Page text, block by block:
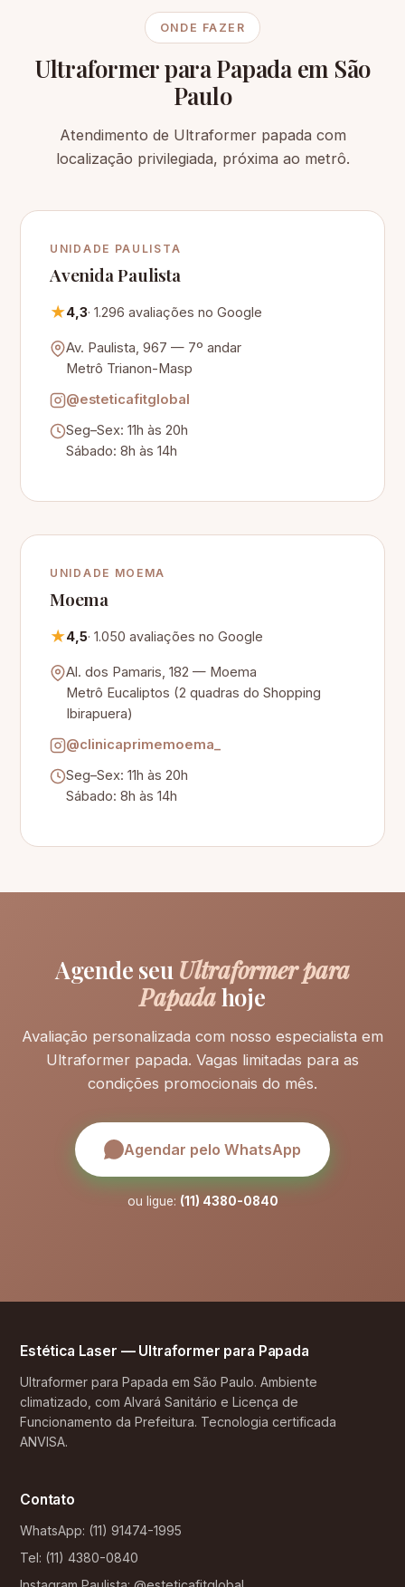
ONDE FAZER
Ultraformer para Papada em São
Paulo
Atendimento de Ultraformer papada com
localização privilegiada, próxima ao metrô.
UNIDADE PAULISTA
Avenida Paulista
★4,3· 1.296 avaliações no Google
Av. Paulista, 967 — 7º andar
Metrô Trianon-Masp
@esteticafitglobal
Seg–Sex: 11h às 20h
Sábado: 8h às 14h
UNIDADE MOEMA
Moema
★4,5· 1.050 avaliações no Google
Al. dos Pamaris, 182 — Moema
Metrô Eucaliptos (2 quadras do Shopping
Ibirapuera)
@clinicaprimemoema_
Seg–Sex: 11h às 20h
Sábado: 8h às 14h
Agende seu Ultraformer para
Papadahoje
Avaliação personalizada com nosso especialista em
Ultraformer papada. Vagas limitadas para as
condições promocionais do mês.
Agendar pelo WhatsApp
ou ligue: (11) 4380-0840
Estética Laser — Ultraformer para Papada
Ultraformer para Papada em São Paulo. Ambiente
climatizado, com Alvará Sanitário e Licença de
Funcionamento da Prefeitura. Tecnologia certificada
ANVISA.
Contato
WhatsApp: (11) 91474-1995
Tel: (11) 4380-0840